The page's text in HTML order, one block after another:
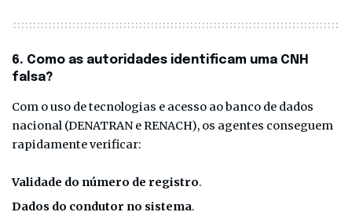
6. Como as autoridades identificam uma CNH
falsa?
Com o uso de tecnologias e acesso ao banco de dados
nacional (DENATRAN e RENACH), os agentes conseguem
rapidamente verificar:
Validade do número de registro.
Dados do condutor no sistema.